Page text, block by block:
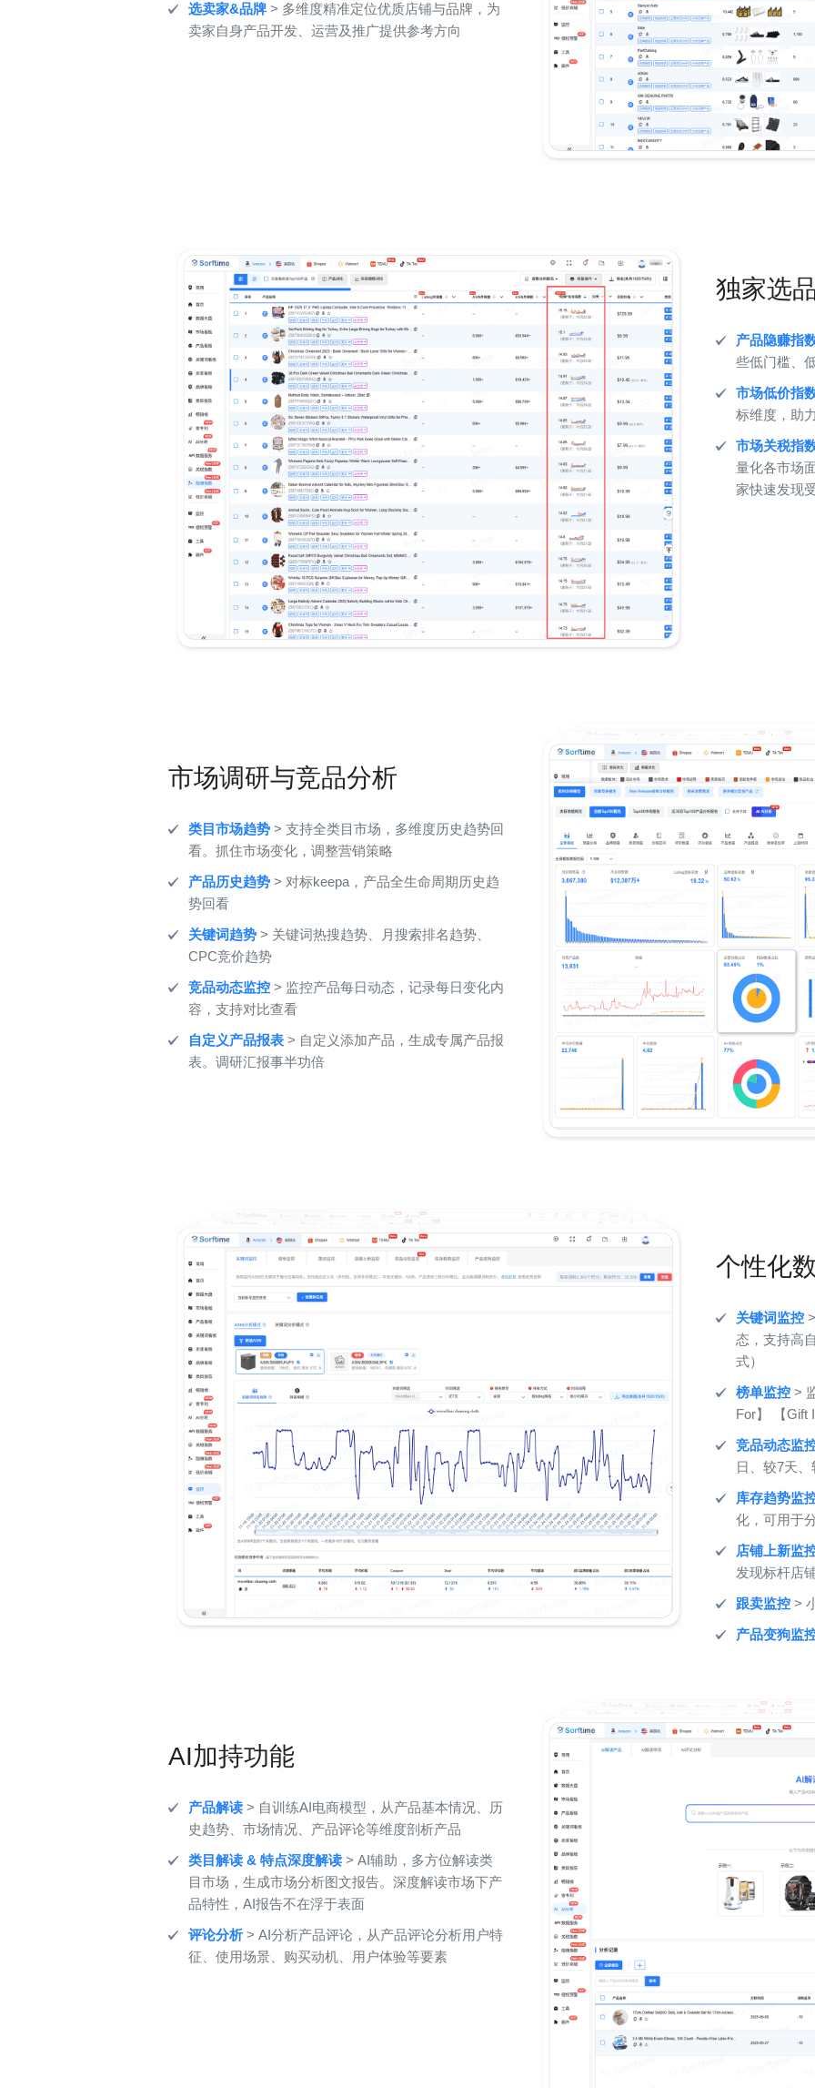
选卖家&品牌 > 多维度精准定位优质店铺与品牌，为
卖家自身产品开发、运营及推广提供参考方向
独家选
产品隐赚指
些低门槛、
市场低价指
标维度，助
市场关税指
量化各市场
家快速发现
市场调研与竞品分析
类目市场趋势 > 支持全类目市场，多维度历史趋势回
看。抓住市场变化，调整营销策略
产品历史趋势 > 对标keepa，产品全生命周期历史趋
势回看
关键词趋势 > 关键词热搜趋势、月搜索排名趋势、
CPC竞价趋势
竞品动态监控 > 监控产品每日动态，记录每日变化内
容，支持对比查看
自定义产品报表 > 自定义添加产品，生成专属产品报
表。调研汇报事半功倍
个性化
关键词监控
态，支持高
式）
榜单监控 >
For】 【Gift
竞品动态监
日、较7天
库存趋势监
化，可用于
店铺上新监
发现标杆店
跟卖监控 >
产品变狗监
AI加持功能
产品解读 > 自训练AI电商模型，从产品基本情况、历
史趋势、市场情况、产品评论等维度剖析产品
类目解读 & 特点深度解读 > AI辅助，多方位解读类
目市场，生成市场分析图文报告。深度解读市场下产
品特性，AI报告不在浮于表面
评论分析> AI分析产品评论，从产品评论分析用户特
征、使用场景、购买动机、用户体验等要素